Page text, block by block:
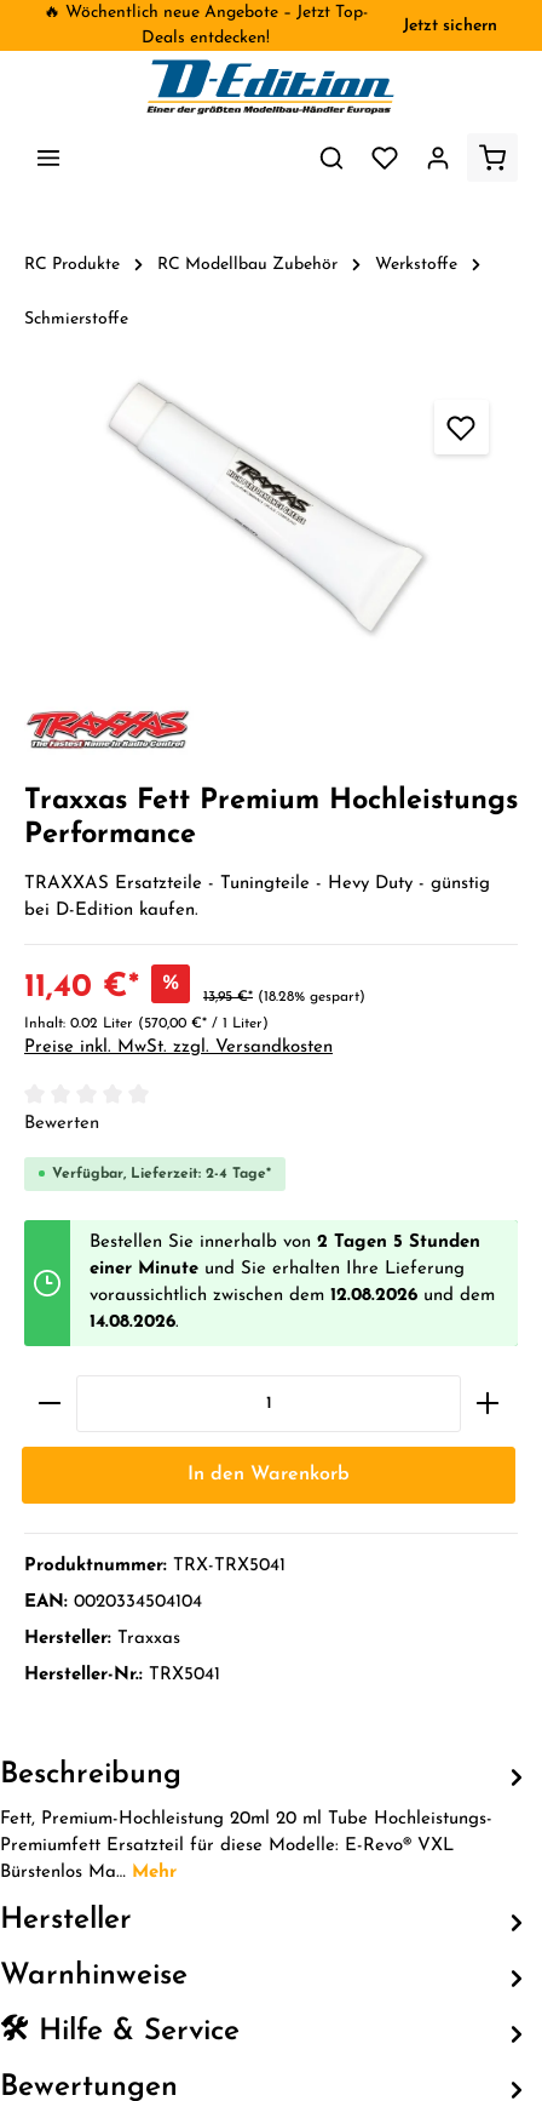
🔥 Wöchentlich neue Angebote – Jetzt Top-
Deals entdecken!
Jetzt sichern
RC Produkte RC Modellbau Zubehör Werkstoffe
Schmierstoffe
Traxxas Fett Premium Hochleistungs
Performance
TRAXXAS Ersatzteile - Tuningteile - Hevy Duty - günstig
bei D-Edition kaufen.
11,40 €* %
13,95 €* (18.28% gespart)
Inhalt: 0.02 Liter (570,00 €* / 1 Liter)
Preise inkl. MwSt. zzgl. Versandkosten
Durchschnittliche Bewertung von 0 von 5 Sternen
Bewerten
Verfügbar, Lieferzeit: 2-4 Tage*
Bestellen Sie innerhalb von 2 Tagen 5 Stunden
einer Minute und Sie erhalten Ihre Lieferung
voraussichtlich zwischen dem 12.08.2026 und dem
14.08.2026.
In den Warenkorb
Produktnummer: TRX-TRX5041
EAN: 0020334504104
Hersteller: Traxxas
Hersteller-Nr.: TRX5041
Beschreibung
Fett, Premium-Hochleistung 20ml 20 ml Tube Hochleistungs-
Premiumfett Ersatzteil für diese Modelle: E-Revo® VXL
Bürstenlos Ma… Mehr
Hersteller
Warnhinweise
🛠️ Hilfe & Service
Bewertungen